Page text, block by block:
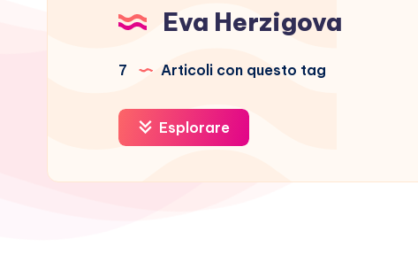
Eva Herzigova
7 Articoli con questo tag
Esplorare